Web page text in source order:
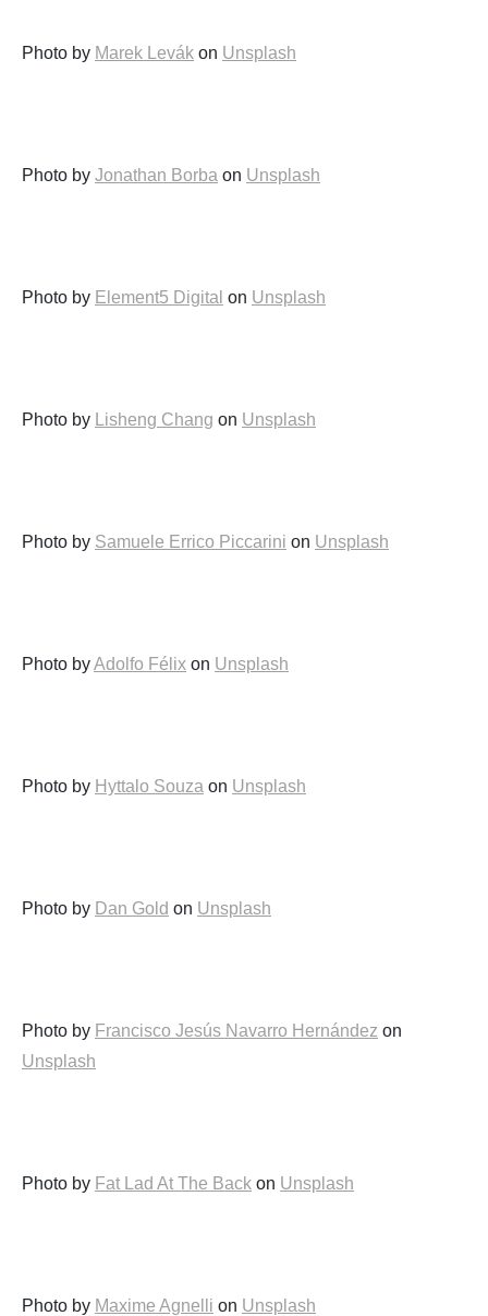
Photo by Marek Levák on Unsplash
Photo by Jonathan Borba on Unsplash
Photo by Element5 Digital on Unsplash
Photo by Lisheng Chang on Unsplash
Photo by Samuele Errico Piccarini on Unsplash
Photo byAdolfo Félix on Unsplash
Photo by Hyttalo Souza on Unsplash
Photo by Dan Gold on Unsplash
Photo by Francisco Jesús Navarro Hernández on
Unsplash
Photo by Fat Lad At The Back on Unsplash
Photo by Maxime Agnelli on Unsplash